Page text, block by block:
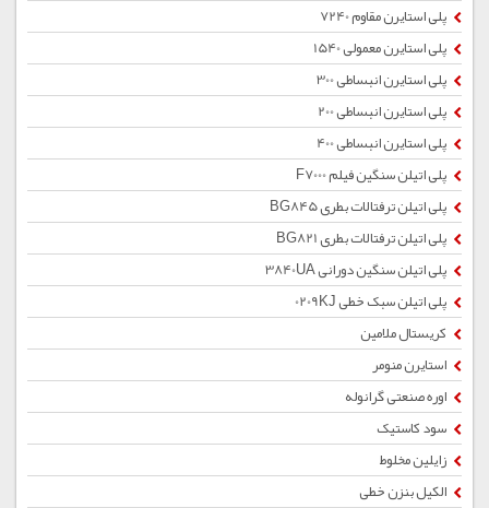
پلی استایرن مقاوم 7240
پلی استایرن معمولی 1540
پلی استایرن انبساطی 300
پلی استایرن انبساطی 200
پلی استایرن انبساطی 400
پلی اتیلن سنگین فیلم F7000
پلی اتیلن ترفتالات بطری BG845
پلی اتیلن ترفتالات بطری BG821
پلی اتیلن سنگین دورانی 3840UA
پلی اتیلن سبک خطی 0209KJ
کریستال ملامین
استایرن منومر
اوره صنعتی گرانوله
سود کاستیک
زایلین مخلوط
الکیل بنزن خطی